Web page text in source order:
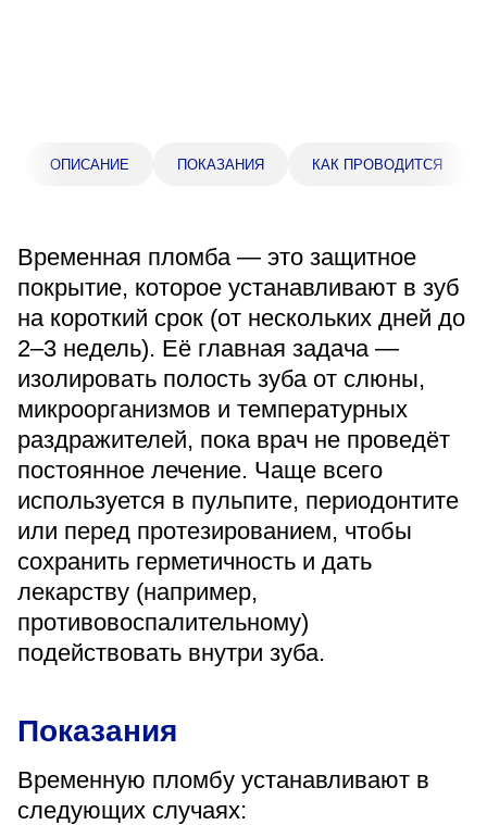
Адрес
Понедельник — пятница 7:30–20:00
Суббота 08:00–16:00
Регистратура
+7 (4742) 55-55-43
Санаторий-профилакторий
«Парус»
399000, г. Липецк, Плехановское лесничество,
Ленинский лесхоз, квартал 67
Понедельник — четверг
перерыв 12:00–12:30
перерыв 12:00–12:30
Администратор
+7 (4742) 72-73-31
ОПИСАНИЕ ПОКАЗАНИЯ КАК ПРОВОДИТСЯ
Временная пломба — это защитное
покрытие, которое устанавливают в зуб
на короткий срок (от нескольких дней до
2–3 недель). Её главная задача —
изолировать полость зуба от слюны,
микроорганизмов и температурных
раздражителей, пока врач не проведёт
постоянное лечение. Чаще всего
используется в пульпите, периодонтите
или перед протезированием, чтобы
сохранить герметичность и дать
лекарству (например,
противовоспалительному)
подействовать внутри зуба.
Показания
Временную пломбу устанавливают в
следующих случаях: